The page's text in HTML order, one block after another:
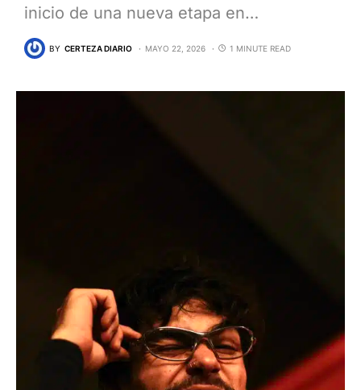
inicio de una nueva etapa en…
BY CERTEZA DIARIO MAYO 22, 2026 1 MINUTE READ